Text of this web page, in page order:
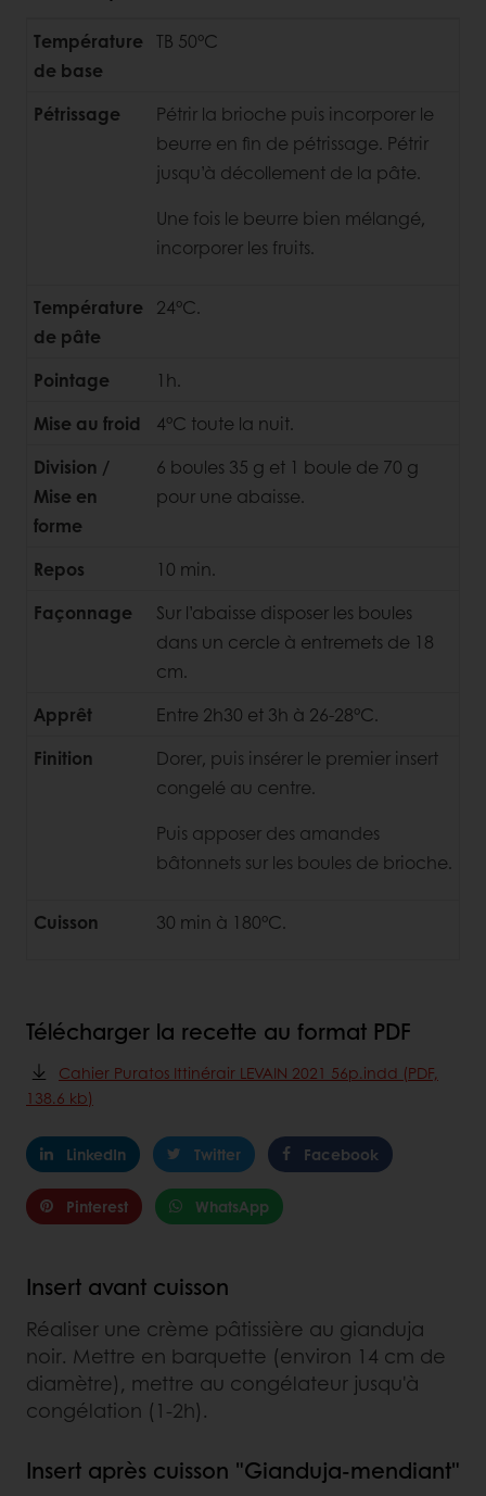
Température
de base
TB 50°C
Pétrissage
Pétrir la brioche puis incorporer le
beurre en fin de pétrissage. Pétrir
jusqu’à décollement de la pâte.
Une fois le beurre bien mélangé,
incorporer les fruits.
Température
de pâte
24°C.
Pointage
1h.
Mise au froid
4°C toute la nuit.
Division /
Mise en
forme
6 boules 35 g et 1 boule de 70 g
pour une abaisse.
Repos
10 min.
Façonnage
Sur l’abaisse disposer les boules
dans un cercle à entremets de 18
cm.
Apprêt
Entre 2h30 et 3h à 26-28°C.
Finition
Dorer, puis insérer le premier insert
congelé au centre.
Puis apposer des amandes
bâtonnets sur les boules de brioche.
Cuisson 30 min à 180°C.
Télécharger la recette au format PDF
Cahier Puratos Ittinérair LEVAIN 2021 56p.indd (PDF,
138.6 kb)
LinkedIn Twitter Facebook
Pinterest WhatsApp
Insert avant cuisson
Réaliser une crème pâtissière au gianduja
noir. Mettre en barquette (environ 14 cm de
diamètre), mettre au congélateur jusqu'à
congélation (1-2h).
Insert après cuisson "Gianduja-mendiant"